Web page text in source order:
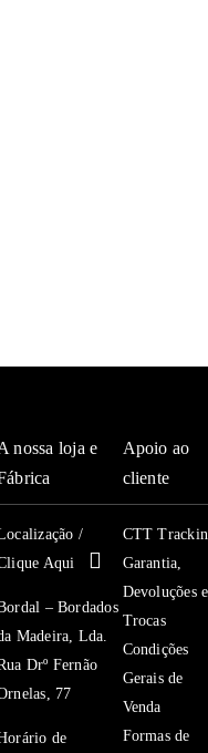
nossa loja e
/
Aqui
– Bordados
Madeira, Lda.
Drº Fernão
77
de
Apoio ao
cliente
CTT
Garantia,
Devoluções e
Trocas
Condições
Gerais de
Venda
Formas de